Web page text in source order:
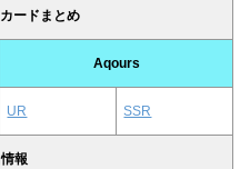
ードまとめ
Aqours
UR SSR
報